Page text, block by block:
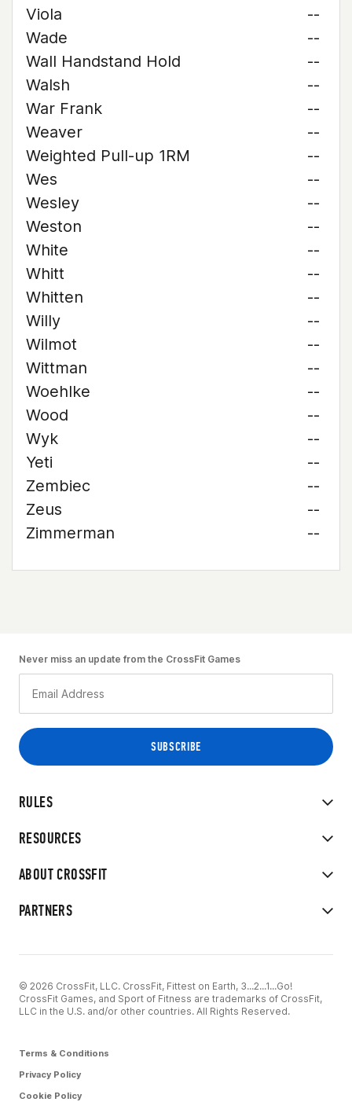
Viola
--
Wade
--
Wall Handstand Hold
--
Walsh
--
War Frank
--
Weaver
--
Weighted Pull-up 1RM
--
Wes
--
Wesley
--
Weston
--
White
--
Whitt
--
Whitten
--
Willy
--
Wilmot
--
Wittman
--
Woehlke
--
Wood
--
Wyk
--
Yeti
--
Zembiec
--
Zeus
--
Zimmerman
--
RULES
RESOURCES
ABOUT CROSSFIT
PARTNERS
Never miss an update from the CrossFit Games
© 2026 CrossFit, LLC. CrossFit, Fittest on Earth, 3...2...1...Go!
CrossFit Games, and Sport of Fitness are trademarks of CrossFit,
LLC in the U.S. and/or other countries. All Rights Reserved.
Terms & Conditions
Privacy Policy
Cookie Policy